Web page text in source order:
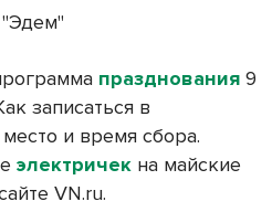
празднования 9
записаться в
место и время сбора.
электричек на майские
VN.ru.